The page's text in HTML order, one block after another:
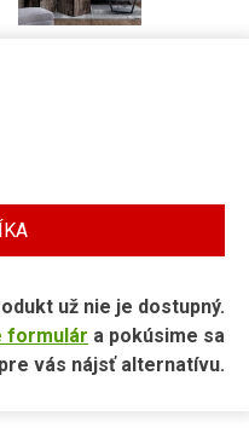
už nie je dostupný.
formulár a pokúsime sa
pre vás nájsť alternatívu.